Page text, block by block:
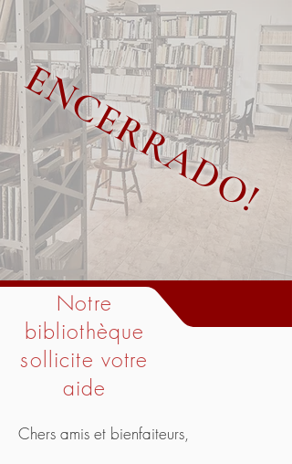
ENCERRADO!
Notre
bibliothèque
sollicite votre
aide
Chers amis et bienfaiteurs,